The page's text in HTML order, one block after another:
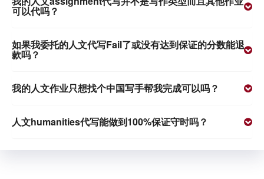
可以代吗？
如果我委托的人文代写Fail了或没有达到保证的分数能退
款吗？
我的人文作业只想找个中国写手帮我完成可以吗？
人文humanities代写能做到100%保证守时吗？